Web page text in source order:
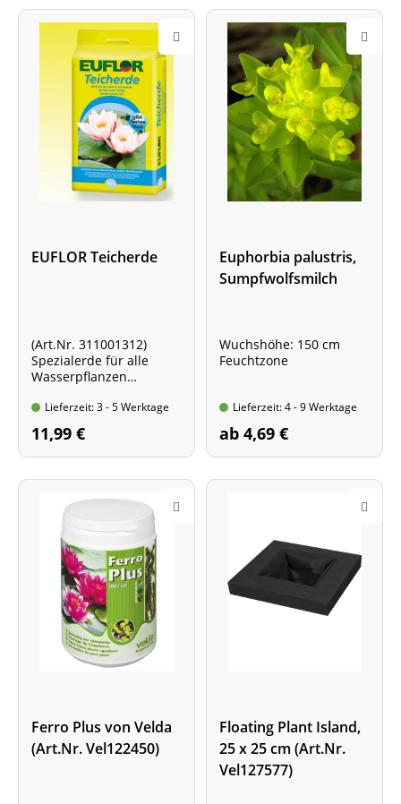
EUFLOR Teicherde
(Art.Nr. 311001312)
Spezialerde für alle
Wasserpflanzen
Inhalt
Lieferzeit: 3 - 5 Werktage
11,99 €
Euphorbia palustris,
Sumpfwolfsmilch
Wuchshöhe: 150 cm
Feuchtzone
Lieferzeit: 4 - 9 Werktage
ab 4,69 €
Ferro Plus von Velda
(Art.Nr. Vel122450)
Floating Plant Island,
25 x 25 cm (Art.Nr.
Vel127577)